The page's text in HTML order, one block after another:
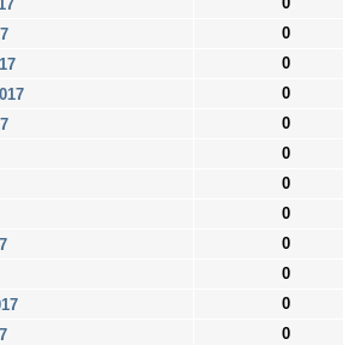
0
0
0
0
0
0
0
0
0
0
0